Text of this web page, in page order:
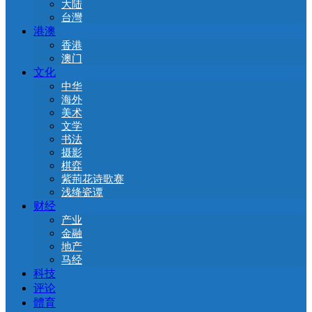
大陆
台灣
港澳
香港
澳门
文化
中华
海外
美术
文学
书法
摄影
棋弈
紫荊花诗歌赛
浅绛瓷谭
财经
产业
金融
地产
马经
科技
评论
體育